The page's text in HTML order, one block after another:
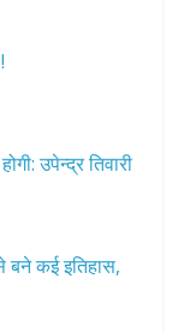
उपेन्द्र तिवारी
बने कई इतिहास,